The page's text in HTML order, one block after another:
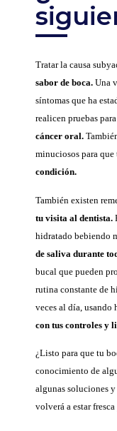
Tratar la causa
sabor de boca. Una
síntomas que ha
realicen pruebas
cáncer oral.
minuciosos para que
condición.
También existen
tu visita al dentista.
hidratado bebiendo
de saliva durante
bucal que pueden
rutina constante de
veces al día,
con tus controles y
¿Listo para que tu
conocimiento de
algunas soluciones y
volverá a estar